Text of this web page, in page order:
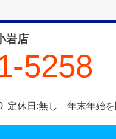
岩店
5258
定休日:無し 年末年始を